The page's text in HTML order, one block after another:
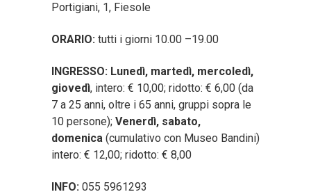
Portigiani, 1, Fiesole
ORARIO: tutti i giorni 10.00 –19.00
INGRESSO: Lunedì, martedì, mercoledì,
giovedì, intero: € 10,00; ridotto: € 6,00 (da
7 a 25 anni, oltre i 65 anni, gruppi sopra le
10 persone); Venerdì, sabato,
domenica (cumulativo con Museo Bandini)
intero: € 12,00; ridotto: € 8,00
INFO: 055 5961293